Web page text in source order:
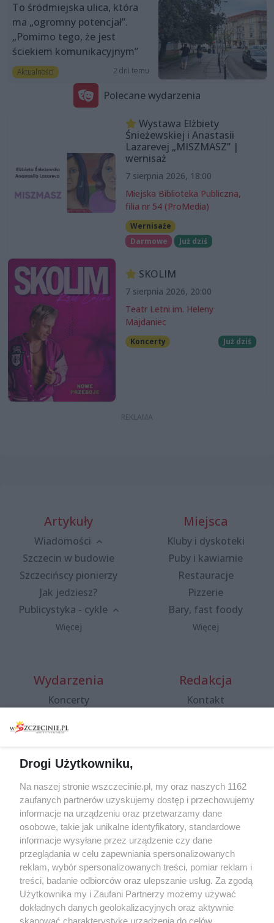
To śródmiejska ulica, która
ma „ogromny potencjał”.
„Pomimo tego, że jest
ściekiem komunikacyjnym”
Aktualności 2 dni temu
Polecane wydarzenia
Wystawa Elżbiety
Śnieżewskiej i Anastasii
Lazarevej „MISZMASZ” |
wernisaż
7 sierpnia 2026, 18:00
Miejska Biblioteka Publiczna,
filia nr 54 (ProMedia)
Wernisaże
Darmowe
Już dziś
SKOLIM
7 sierpnia 2026, 20:00
Teatr Letni im. Heleny
Majdaniec
Koncerty Już dziś
Artykuły
Wiadomości
Szczecin w budowie
Szczecińscy pionierzy
Jak jedziesz?
Publicystyka - cykle
Więcej
Miejsca
Kluby i dyskoteki
Puby i kawiarnie
Restauracje
Pizzerie
Bary, fast foody
Więcej
Wydarzenia
Koncerty
Spacery i oprowadzania
targi
Wernisaże
Więcej
Redakcja
Kontakt
Specjalny koncert z okazji
20. urodzin portalu
wSzczecinie.pl
Regulamin konkursów
śniadaniówka "Hej
Szczecin! Jest piątek!"
Partnerzy
Drogi Użytkowniku,
Na naszej stronie wszczecinie.pl, my oraz naszych 1162
zaufanych partnerów uzyskujemy dostęp i przechowujemy
informacje na urządzeniu oraz przetwarzamy dane
osobowe, takie jak unikalne identyfikatory, standardowe
informacje wysyłane przez urządzenie czy dane
przeglądania w celu zapewniania spersonalizowanych
reklam, wybór spersonalizowanych treści, pomiar reklam i
treści, badanie odbiorców oraz ulepszanie usług. Za zgodą
Użytkownika my i Zaufani Partnerzy możemy używać
dokładnych danych geolokalizacyjnych oraz aktywnie
skanować charakterystykę urządzenia do celów